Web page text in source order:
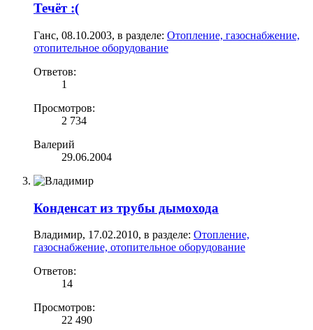
Течёт :(
Ганс, 08.10.2003, в разделе: Отопление, газоснабжение,
отопительное оборудование
Ответов:
1
Просмотров:
2 734
Валерий
29.06.2004
Конденсат из трубы дымохода
Владимир, 17.02.2010, в разделе: Отопление,
газоснабжение, отопительное оборудование
Ответов:
14
Просмотров:
22 490